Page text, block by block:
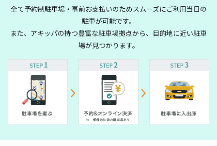
全て予約制駐車場・事前お支払いのためスムーズにご利用当日の
駐車が可能です。
また、アキッパの持つ豊富な駐車場拠点から、目的地に近い駐車
場が見つかります。